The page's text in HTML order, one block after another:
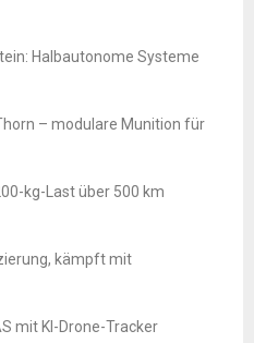
Halbautonome Systeme
– modulare Munition für
kg-Last über 500 km
kämpft mit
mit KI-Drone-Tracker